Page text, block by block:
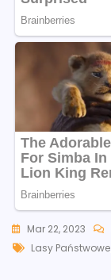
Mar 22, 2023
Tags
Lasy Państwowe